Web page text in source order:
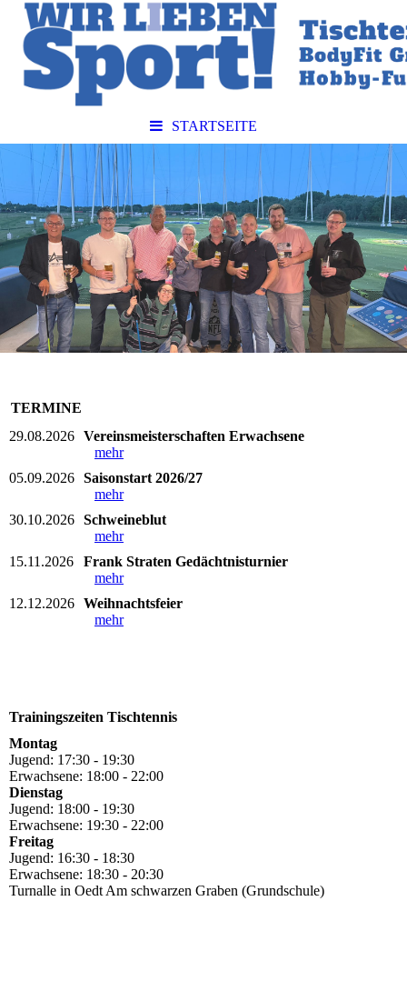
STARTSEITE
TERMINE
29.08.2026 Vereinsmeisterschaften Erwachsene
mehr
05.09.2026 Saisonstart 2026/27
mehr
30.10.2026 Schweineblut
mehr
15.11.2026
Frank Straten Gedächtnisturnier
mehr
12.12.2026 Weihnachtsfeier
mehr
Trainingszeiten Tischtennis
Montag
Jugend: 17:30 - 19:30
Erwachsene: 18:00 - 22:00
Dienstag
Jugend: 18:00 - 19:30
Erwachsene: 19:30 - 22:00
Freitag
Jugend: 16:30 - 18:30
Erwachsene: 18:30 - 20:30
Turnalle in Oedt Am schwarzen Graben (Grundschule)